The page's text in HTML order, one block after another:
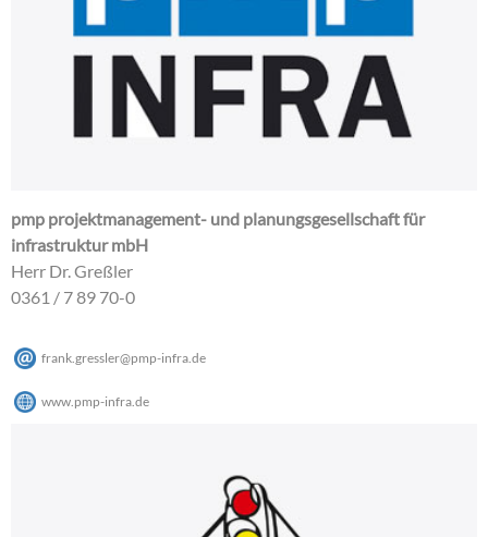
pmp projektmanagement- und planungsgesellschaft für
infrastruktur mbH
Herr Dr. Greßler
0361 / 7 89 70-0
frank.gressler@pmp-infra.de
www.pmp-infra.de